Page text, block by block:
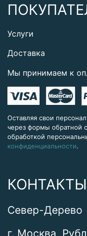
Услуги
Доставка
Мы принимаем к
Оставляя свои
через формы обратной
обработкой
конфиденциальности.
КОНТАКТЫ
Север-Дерево
г. Москва,